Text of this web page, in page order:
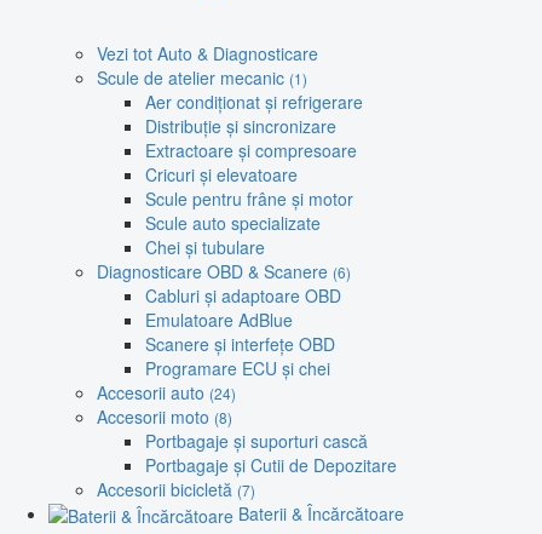
Vezi tot Auto & Diagnosticare
Scule de atelier mecanic (1)
Aer condiționat și refrigerare
Distribuție și sincronizare
Extractoare și compresoare
Cricuri și elevatoare
Scule pentru frâne și motor
Scule auto specializate
Chei și tubulare
Diagnosticare OBD & Scanere (6)
Cabluri și adaptoare OBD
Emulatoare AdBlue
Scanere și interfețe OBD
Programare ECU și chei
Accesorii auto (24)
Accesorii moto (8)
Portbagaje și suporturi cască
Portbagaje și Cutii de Depozitare
Accesorii bicicletă (7)
Baterii & Încărcătoare